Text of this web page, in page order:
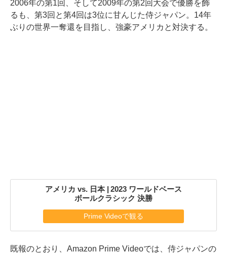
2006年の第1回、そして2009年の第2回大会で優勝を飾
るも、第3回と第4回は3位に甘んじた侍ジャパン。14年
ぶりの世界一奪還を目指し、強豪アメリカと対決する。
アメリカ vs. 日本 | 2023 ワールドベース
ボールクラシック 決勝
Prime Videoで観る
既報のとおり、Amazon Prime Videoでは、侍ジャパンの